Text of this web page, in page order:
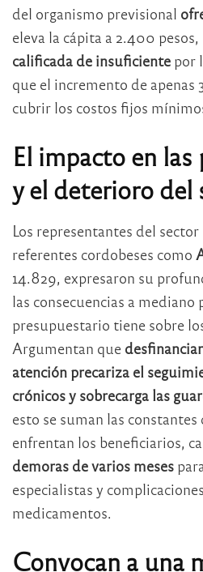
del organismo previsional
eleva la cápita a 2.400
calificada de insuficiente por
que el incremento de apenas
cubrir los costos fijos
El impacto en
y el deterioro del
Los representantes del
referentes cordobeses como
14.829, expresaron su
las consecuencias a
presupuestario tiene sobre
Argumentan que
atención precariza el
crónicos y sobrecarga las
esto se suman las
enfrentan los beneficiarios,
demoras de varios meses
especialistas y
medicamentos.
Convocan a una